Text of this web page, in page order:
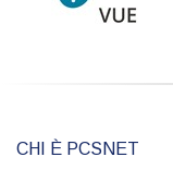
CHI È PCSNET